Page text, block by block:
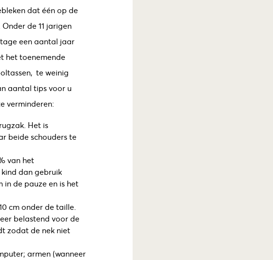
dat één op de
de 11 jarigen
een aantal jaar
het toenemende
te weinig
aantal tips voor u
verminderen:
Het is
beide schouders te
van het
dan gebruik
in de pauze en is het
cm onder de taille.
belastend voor de
zodat de nek niet
armen (wanneer